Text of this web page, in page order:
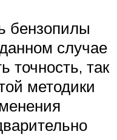
бензопилы
случае
точность, так
методики